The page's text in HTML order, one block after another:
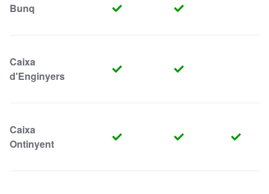
Bunq
Caixa
d'Enginyers
Caixa
Ontinyent